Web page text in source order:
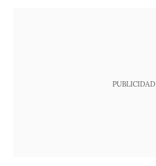
PUBLICIDAD